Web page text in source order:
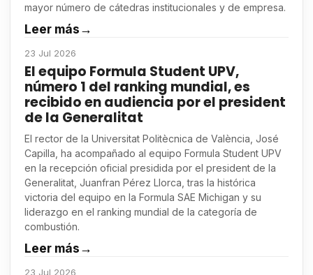
mayor número de cátedras institucionales y de empresa.
Leer más→
23 Jul 2026
El equipo Formula Student UPV,
número 1 del ranking mundial, es
recibido en audiencia por el president
de la Generalitat
El rector de la Universitat Politècnica de València, José
Capilla, ha acompañado al equipo Formula Student UPV
en la recepción oficial presidida por el president de la
Generalitat, Juanfran Pérez Llorca, tras la histórica
victoria del equipo en la Formula SAE Michigan y su
liderazgo en el ranking mundial de la categoría de
combustión.
Leer más→
23 Jul 2026